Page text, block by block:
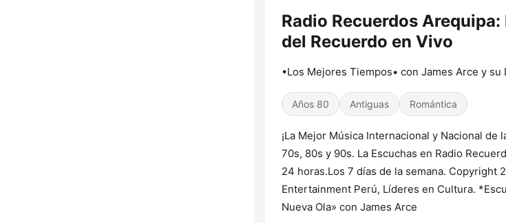
Radio Recuerdos Arequipa:
del Recuerdo en Vivo
•Los Mejores Tiempos• con James Arce y
Años 80 Antiguas Romántica
¡La Mejor Música Internacional y Nacional de
70s, 80s y 90s. La Escuchas en Radio
24 horas.Los 7 días de la semana. Copyright
Entertainment Perú, Líderes en Cultura.
Nueva Ola» con James Arce